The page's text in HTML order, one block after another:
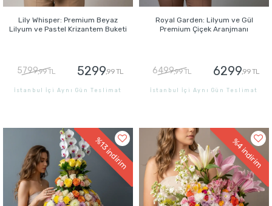
Lily Whisper: Premium Beyaz
Lilyum ve Pastel Krizantem Buketi
5799,99 TL 5299,99 TL
İstanbul İçi Aynı Gün Teslimat
Royal Garden: Lilyum ve Gül
Premium Çiçek Aranjmanı
6499,99 TL 6299,99 TL
İstanbul İçi Aynı Gün Teslimat
%13
indirim
%4
indirim